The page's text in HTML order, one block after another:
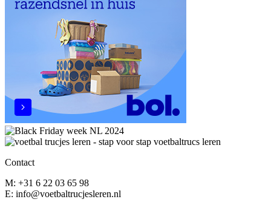
Contact
M: +31 6 22 03 65 98
E: info@voetbaltrucjesleren.nl